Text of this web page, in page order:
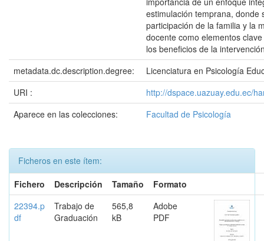
estimulación temprana, donde
participación de la familia y la
docente como elementos
los beneficios de la
metadata.dc.description.degree:
Licenciatura en Psicología
URI :
http://dspace.uazuay.edu.ec/
Aparece en las colecciones:
Facultad de Psicología
Ficheros en este ítem:
Fichero
Descripción Tamaño
Formato
22394.p
df
Trabajo de
Graduación
565,8
kB
Adobe
PDF